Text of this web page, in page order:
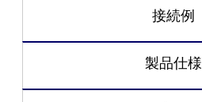
接続例
製品仕様